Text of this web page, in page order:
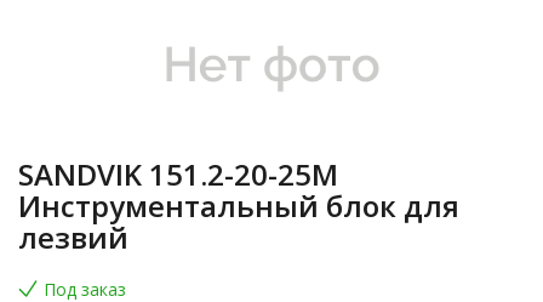
SANDVIK 151.2-20-25M
Инструментальный блок для
лезвий
Под заказ